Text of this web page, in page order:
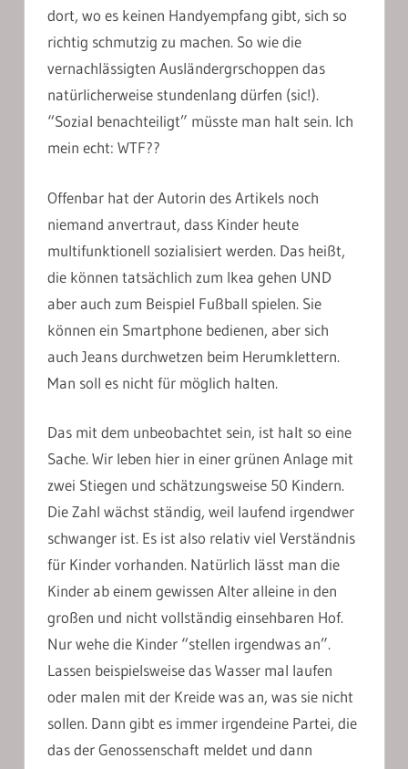
dort, wo es keinen Handyempfang gibt, sich so
richtig schmutzig zu machen. So wie die
vernachlässigten Ausländergrschoppen das
natürlicherweise stundenlang dürfen (sic!).
“Sozial benachteiligt” müsste man halt sein. Ich
mein echt: WTF??
Offenbar hat der Autorin des Artikels noch
niemand anvertraut, dass Kinder heute
multifunktionell sozialisiert werden. Das heißt,
die können tatsächlich zum Ikea gehen UND
aber auch zum Beispiel Fußball spielen. Sie
können ein Smartphone bedienen, aber sich
auch Jeans durchwetzen beim Herumklettern.
Man soll es nicht für möglich halten.
Das mit dem unbeobachtet sein, ist halt so eine
Sache. Wir leben hier in einer grünen Anlage mit
zwei Stiegen und schätzungsweise 50 Kindern.
Die Zahl wächst ständig, weil laufend irgendwer
schwanger ist. Es ist also relativ viel Verständnis
für Kinder vorhanden. Natürlich lässt man die
Kinder ab einem gewissen Alter alleine in den
großen und nicht vollständig einsehbaren Hof.
Nur wehe die Kinder “stellen irgendwas an”.
Lassen beispielsweise das Wasser mal laufen
oder malen mit der Kreide was an, was sie nicht
sollen. Dann gibt es immer irgendeine Partei, die
das der Genossenschaft meldet und dann